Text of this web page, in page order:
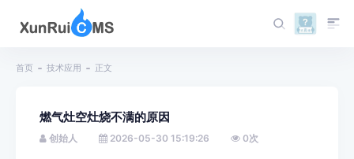
首页 技术应用 正文
燃气灶空灶烧不满的原因
创始人 2026-05-30 15:19:26 0次